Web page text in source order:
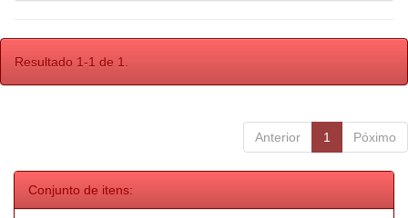
Resultado 1-1 de 1.
Anterior 1 Póximo
Conjunto de itens: